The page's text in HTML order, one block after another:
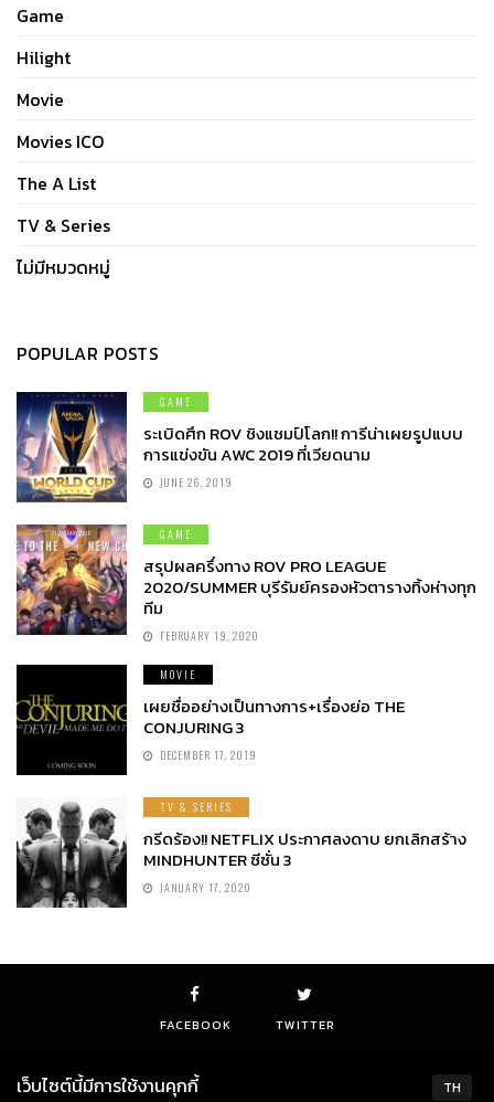
Game
Hilight
Movie
Movies ICO
The A List
TV & Series
ไม่มีหมวดหมู่
POPULAR POSTS
GAME
ระเบิดศึก ROV ชิงแชมป์โลก!! การีน่าเผยรูปแบบ
การแข่งขัน AWC 2019 ที่เวียดนาม
JUNE 26, 2019
GAME
สรุปผลครึ่งทาง ROV PRO LEAGUE
2020/SUMMER บุรีรัมย์ครองหัวตารางทิ้งห่างทุก
ทีม
FEBRUARY 19, 2020
MOVIE
เผยชื่ออย่างเป็นทางการ+เรื่องย่อ THE
CONJURING 3
DECEMBER 17, 2019
TV & SERIES
กรีดร้อง!! NETFLIX ประกาศลงดาบ ยกเลิกสร้าง
MINDHUNTER ซีซั่น 3
JANUARY 17, 2020
FACEBOOK TWITTER
TH
เว็บไซต์นี้มีการใช้งานคุกกี้